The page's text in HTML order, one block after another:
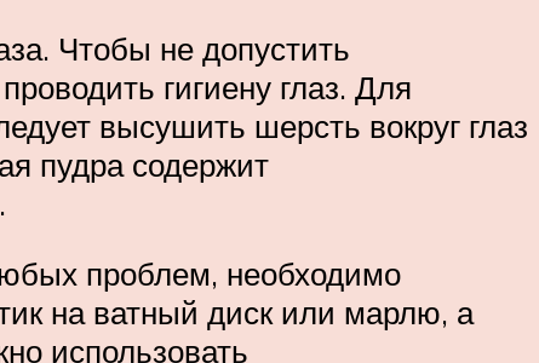
Чтобы не допустить
гигиену глаз. Для
высушить шерсть вокруг глаз
пудра содержит
проблем, необходимо
на ватный диск или марлю, а
использовать